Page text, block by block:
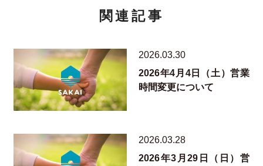
関連記事
2026.03.30
2026年4月4日（土）営業
時間変更について
2026.03.28
2026年3月29日（日）営